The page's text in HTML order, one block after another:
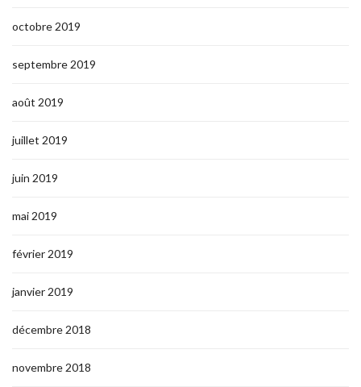
octobre 2019
septembre 2019
août 2019
juillet 2019
juin 2019
mai 2019
février 2019
janvier 2019
décembre 2018
novembre 2018